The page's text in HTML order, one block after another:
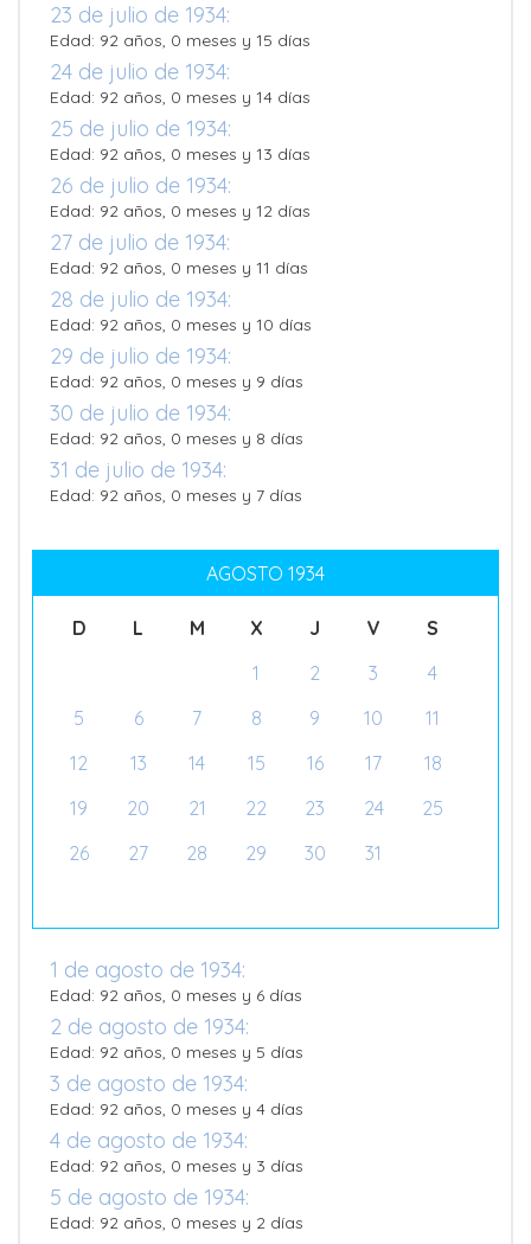
23 de julio de 1934:
Edad: 92 años, 0 meses y 15 días
24 de julio de 1934:
Edad: 92 años, 0 meses y 14 días
25 de julio de 1934:
Edad: 92 años, 0 meses y 13 días
26 de julio de 1934:
Edad: 92 años, 0 meses y 12 días
27 de julio de 1934:
Edad: 92 años, 0 meses y 11 días
28 de julio de 1934:
Edad: 92 años, 0 meses y 10 días
29 de julio de 1934:
Edad: 92 años, 0 meses y 9 días
30 de julio de 1934:
Edad: 92 años, 0 meses y 8 días
31 de julio de 1934:
Edad: 92 años, 0 meses y 7 días
AGOSTO 1934
D L M X J V
S
1
2 3
4
5
6 7 8 9 10
11
12
13 14 15 16 17
18
19
20 21 22 23 24
25
26
27 28 29 30 31
1 de agosto de 1934:
Edad: 92 años, 0 meses y 6 días
2 de agosto de 1934:
Edad: 92 años, 0 meses y 5 días
3 de agosto de 1934:
Edad: 92 años, 0 meses y 4 días
4 de agosto de 1934:
Edad: 92 años, 0 meses y 3 días
5 de agosto de 1934:
Edad: 92 años, 0 meses y 2 días